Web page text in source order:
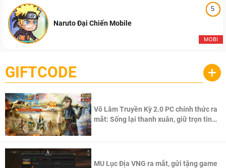
5
MOBI
Naruto Đại Chiến Mobile
GIFTCODE +
Võ Lâm Truyền Kỳ 2.0 PC chính thức ra
mắt: Sống lại thanh xuân, giữ trọn tinh
MU Lục Địa VNG ra mắt, gửi tặng game